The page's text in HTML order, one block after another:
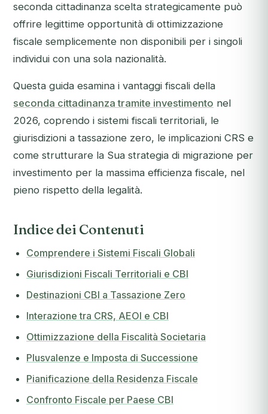
seconda cittadinanza scelta strategicamente può
offrire legittime opportunità di ottimizzazione
fiscale semplicemente non disponibili per i singoli
individui con una sola nazionalità.
Questa guida esamina i vantaggi fiscali della
seconda cittadinanza tramite investimento nel
2026, coprendo i sistemi fiscali territoriali, le
giurisdizioni a tassazione zero, le implicazioni CRS e
come strutturare la Sua strategia di migrazione per
investimento per la massima efficienza fiscale, nel
pieno rispetto della legalità.
Indice dei Contenuti
Comprendere i Sistemi Fiscali Globali
Giurisdizioni Fiscali Territoriali e CBI
Destinazioni CBI a Tassazione Zero
Interazione tra CRS, AEOI e CBI
Ottimizzazione della Fiscalità Societaria
Plusvalenze e Imposta di Successione
Pianificazione della Residenza Fiscale
Confronto Fiscale per Paese CBI